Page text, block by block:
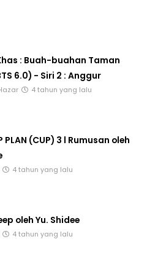
: Buah-buahan Taman
6.0) - Siri 2 : Anggur
4 tahun yang lalu
PLAN (CUP) 3 l Rumusan oleh
4 tahun yang lalu
oleh Yu. Shidee
4 tahun yang lalu